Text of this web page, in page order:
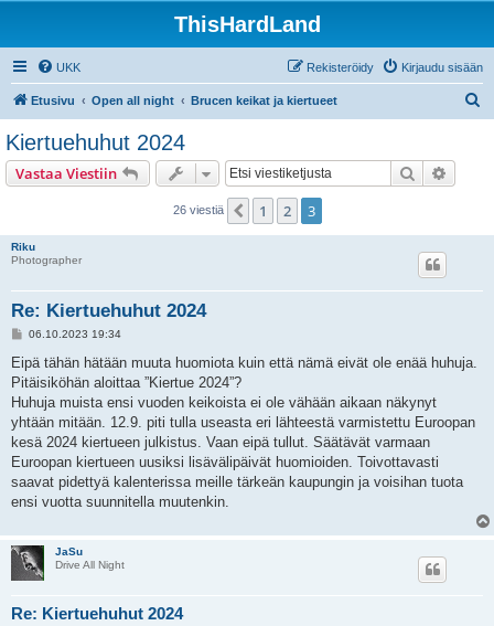
ThisHardLand
UKK Kirjaudu sisään
Rekisteröidy
Etusivu Open all night Brucen keikat ja kiertueet
Kiertuehuhut 2024
Vastaa Viestiin Etsi
26 viestiä Edellinen
1 2 3
Riku
Photographer
Re: Kiertuehuhut 2024
V
e
s
t
06.10.2023 19:34
Eipä tähän hätään muuta huomiota kuin että nämä eivät ole enää huhuja.
Pitäisiköhän aloittaa ”Kiertue 2024”?
Huhuja muista ensi vuoden keikoista ei ole vähään aikaan näkynyt
yhtään mitään. 12.9. piti tulla useasta eri lähteestä varmistettu Euroopan
kesä 2024 kiertueen julkistus. Vaan eipä tullut. Säätävät varmaan
Euroopan kiertueen uusiksi lisävälipäivät huomioiden. Toivottavasti
saavat pidettyä kalenterissa meille tärkeän kaupungin ja voisihan tuota
ensi vuotta suunnitella muutenkin.
JaSu
Drive All Night
Re: Kiertuehuhut 2024